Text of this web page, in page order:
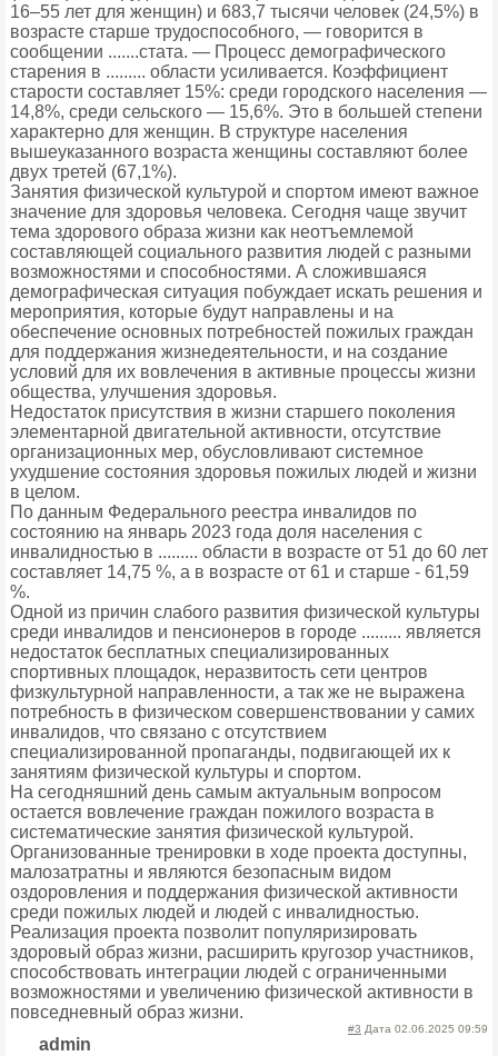
16–55 лет для женщин) и 683,7 тысячи человек (24,5%) в
возрасте старше трудоспособного, — говорится в
сообщении .......стата. — Процесс демографического
старения в ......... области усиливается. Коэффициент
старости составляет 15%: среди городского населения —
14,8%, среди сельского — 15,6%. Это в большей степени
характерно для женщин. В структуре населения
вышеуказанного возраста женщины составляют более
двух третей (67,1%).
Занятия физической культурой и спортом имеют важное
значение для здоровья человека. Сегодня чаще звучит
тема здорового образа жизни как неотъемлемой
составляющей социального развития людей с разными
возможностями и способностями. А сложившаяся
демографическая ситуация побуждает искать решения и
мероприятия, которые будут направлены и на
обеспечение основных потребностей пожилых граждан
для поддержания жизнедеятельности, и на создание
условий для их вовлечения в активные процессы жизни
общества, улучшения здоровья.
Недостаток присутствия в жизни старшего поколения
элементарной двигательной активности, отсутствие
организационных мер, обусловливают системное
ухудшение состояния здоровья пожилых людей и жизни
в целом.
По данным Федерального реестра инвалидов по
состоянию на январь 2023 года доля населения с
инвалидностью в ......... области в возрасте от 51 до 60 лет
составляет 14,75 %, а в возрасте от 61 и старше - 61,59
%.
Одной из причин слабого развития физической культуры
среди инвалидов и пенсионеров в городе ......... является
недостаток бесплатных специализированных
спортивных площадок, неразвитость сети центров
физкультурной направленности, а так же не выражена
потребность в физическом совершенствовании у самих
инвалидов, что связано с отсутствием
специализированной пропаганды, подвигающей их к
занятиям физической культуры и спортом.
На сегодняшний день самым актуальным вопросом
остается вовлечение граждан пожилого возраста в
систематические занятия физической культурой.
Организованные тренировки в ходе проекта доступны,
малозатратны и являются безопасным видом
оздоровления и поддержания физической активности
среди пожилых людей и людей с инвалидностью.
Реализация проекта позволит популяризировать
здоровый образ жизни, расширить кругозор участников,
способствовать интеграции людей с ограниченными
возможностями и увеличению физической активности в
повседневный образ жизни.
#3 Дата 02.06.2025 09:59
admin